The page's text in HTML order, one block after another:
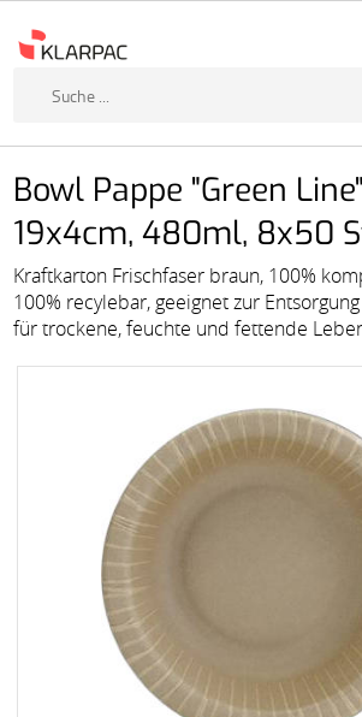
Bowl Pappe "Green
19x4cm, 480ml, 8x50
Kraftkarton Frischfaser braun, 100%
100% recylebar, geeignet zur
für trockene, feuchte und fettende